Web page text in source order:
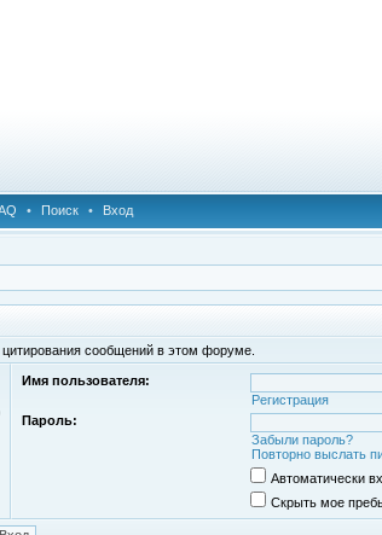
• Поиск • Вход
сообщений в этом форуме.
Имя пользователя:
Регистрация
Пароль:
Забыли пароль?
Повторно выслать
Автоматически
Скрыть мое